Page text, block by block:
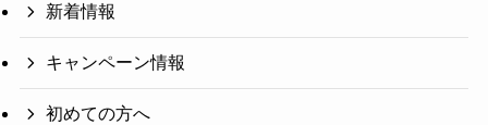
新着情報
キャンペーン情報
初めての方へ